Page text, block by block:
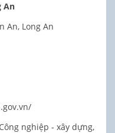
An
An, Long An
nghiệp - xây dựng,